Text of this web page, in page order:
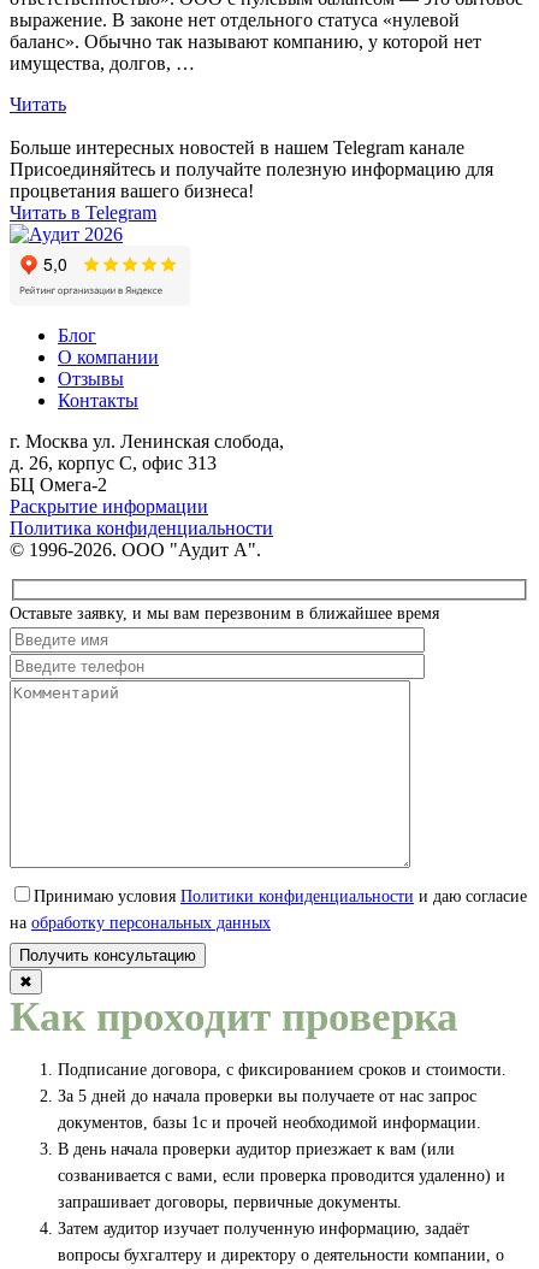
выражение. В законе нет отдельного статуса «нулевой
баланс». Обычно так называют компанию, у которой нет
имущества, долгов, …
Читать
Больше интересных новостей в нашем Telegram канале
Присоединяйтесь и получайте полезную информацию для
процветания вашего бизнеса!
Читать в Telegram
Блог
О компании
Отзывы
Контакты
г. Москва ул. Ленинская слобода,
д. 26, корпус С, офис 313
БЦ Омега-2
Раскрытие информации
Политика конфиденциальности
© 1996-2026. ООО "Аудит А".
Оставьте заявку, и мы вам перезвоним в ближайшее время
Принимаю условия Политики конфиденциальности и даю согласие
на обработку персональных данных
✖
Как проходит проверка
Подписание договора, с фиксированием сроков и стоимости.
За 5 дней до начала проверки вы получаете от нас запрос
документов, базы 1с и прочей необходимой информации.
В день начала проверки аудитор приезжает к вам (или
созванивается с вами, если проверка проводится удаленно) и
запрашивает договоры, первичные документы.
Затем аудитор изучает полученную информацию, задаёт
вопросы бухгалтеру и директору о деятельности компании, о